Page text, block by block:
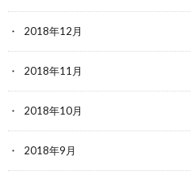
2018年12月
2018年11月
2018年10月
2018年9月